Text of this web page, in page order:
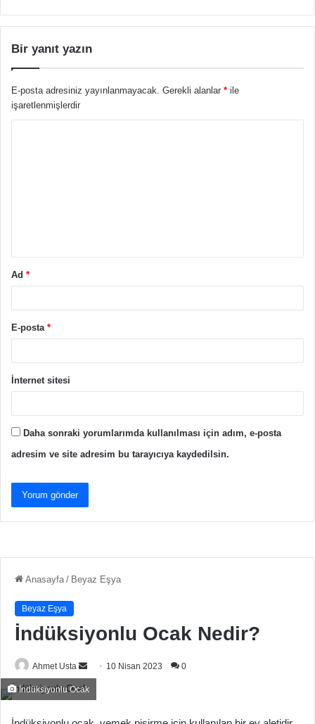
Bir yanıt yazın
E-posta adresiniz yayınlanmayacak. Gerekli alanlar * ile
işaretlenmişlerdir
Ad *
E-posta *
İnternet sitesi
Daha sonraki yorumlarımda kullanılması için adım, e-posta
adresim ve site adresim bu tarayıcıya kaydedilsin.